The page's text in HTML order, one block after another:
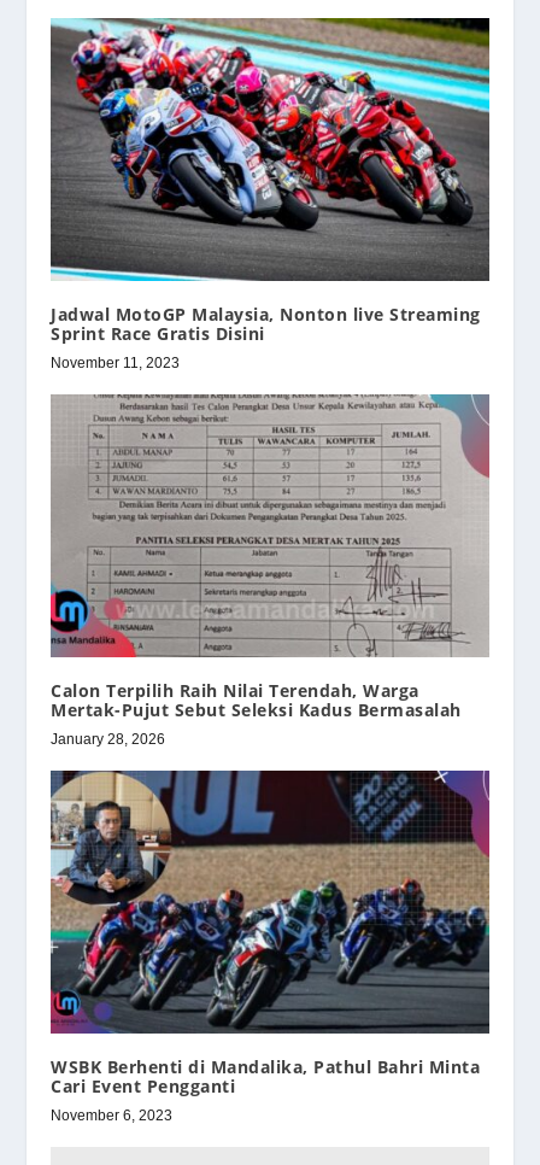
Jadwal MotoGP Malaysia, Nonton live Streaming
Sprint Race Gratis Disini
November 11, 2023
Calon Terpilih Raih Nilai Terendah, Warga
Mertak-Pujut Sebut Seleksi Kadus Bermasalah
January 28, 2026
WSBK Berhenti di Mandalika, Pathul Bahri Minta
Cari Event Pengganti
November 6, 2023